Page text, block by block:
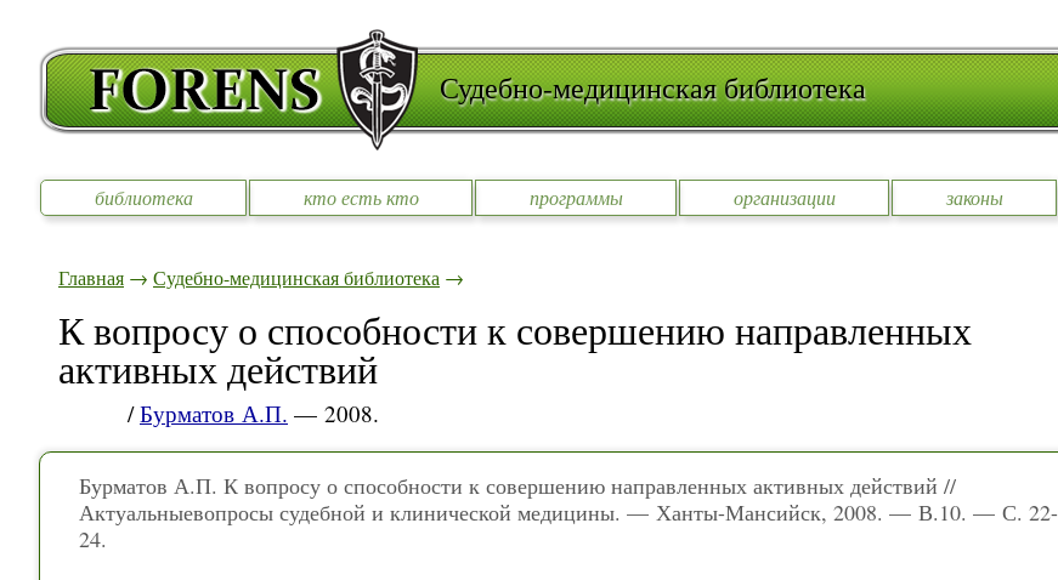
Судебно-медицинская библиотека
библиотека кто есть кто программы организации законы
Главная → Судебно-медицинская библиотека →
К вопросу о способности к совершению направленных
активных действий
/Бурматов А.П. — 2008.
Бурматов А.П. К вопросу о способности к совершению направленных активных действий //
Актуальныевопросы судебной и клинической медицины. — Ханты-Мансийск, 2008. — В.10. — С. 22-
24.